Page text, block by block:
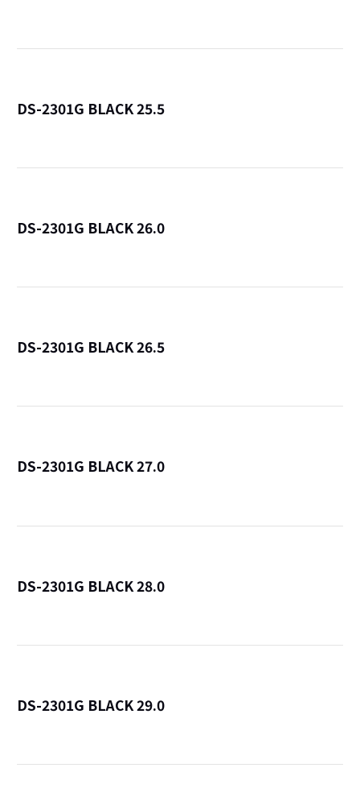
DS-2301G BLACK 25.5
DS-2301G BLACK 26.0
DS-2301G BLACK 26.5
DS-2301G BLACK 27.0
DS-2301G BLACK 28.0
DS-2301G BLACK 29.0